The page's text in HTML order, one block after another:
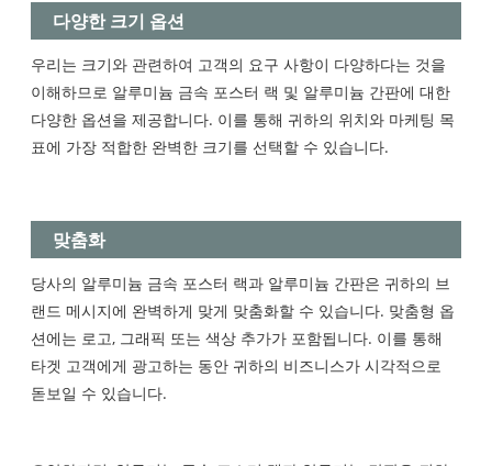
다양한 크기 옵션
우리는 크기와 관련하여 고객의 요구 사항이 다양하다는 것을
이해하므로 알루미늄 금속 포스터 랙 및 알루미늄 간판에 대한
다양한 옵션을 제공합니다. 이를 통해 귀하의 위치와 마케팅 목
표에 가장 적합한 완벽한 크기를 선택할 수 있습니다.
맞춤화
당사의 알루미늄 금속 포스터 랙과 알루미늄 간판은 귀하의 브
랜드 메시지에 완벽하게 맞게 맞춤화할 수 있습니다. 맞춤형 옵
션에는 로고, 그래픽 또는 색상 추가가 포함됩니다. 이를 통해
타겟 고객에게 광고하는 동안 귀하의 비즈니스가 시각적으로
돋보일 수 있습니다.